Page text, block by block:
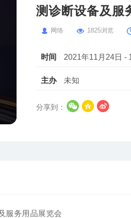
测诊断设备及服
网络 1825浏览
时间 2021年11月24日 -
主办 未知
分享到：
服务用品展览会